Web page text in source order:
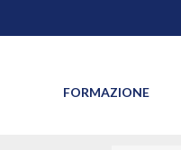
FORMAZIONE